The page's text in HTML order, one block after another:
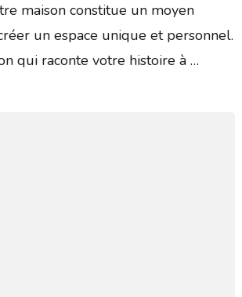
maison constitue un moyen
un espace unique et personnel.
qui raconte votre histoire à …